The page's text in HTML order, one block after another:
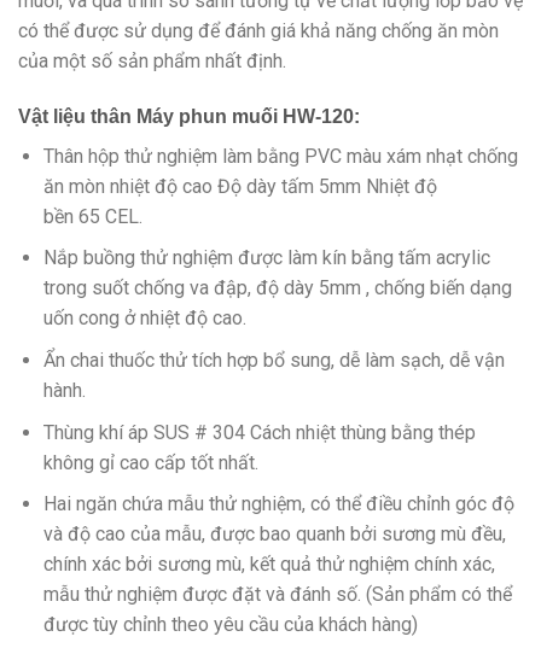
có thể được sử dụng để đánh giá khả năng chống ăn mòn
của một số sản phẩm nhất định.
Vật liệu thân Máy phun muối HW-120:
Thân hộp thử nghiệm làm bằng PVC màu xám nhạt chống
ăn mòn nhiệt độ cao Độ dày tấm 5mm Nhiệt độ
bền 65 CEL.
Nắp buồng thử nghiệm được làm kín bằng tấm acrylic
trong suốt chống va đập, độ dày 5mm , chống biến dạng
uốn cong ở nhiệt độ cao.
Ẩn chai thuốc thử tích hợp bổ sung, dễ làm sạch, dễ vận
hành.
Thùng khí áp SUS # 304 Cách nhiệt thùng bằng thép
không gỉ cao cấp tốt nhất.
Hai ngăn chứa mẫu thử nghiệm, có thể điều chỉnh góc độ
và độ cao của mẫu, được bao quanh bởi sương mù đều,
chính xác bởi sương mù, kết quả thử nghiệm chính xác,
mẫu thử nghiệm được đặt và đánh số. (Sản phẩm có thể
được tùy chỉnh theo yêu cầu của khách hàng)